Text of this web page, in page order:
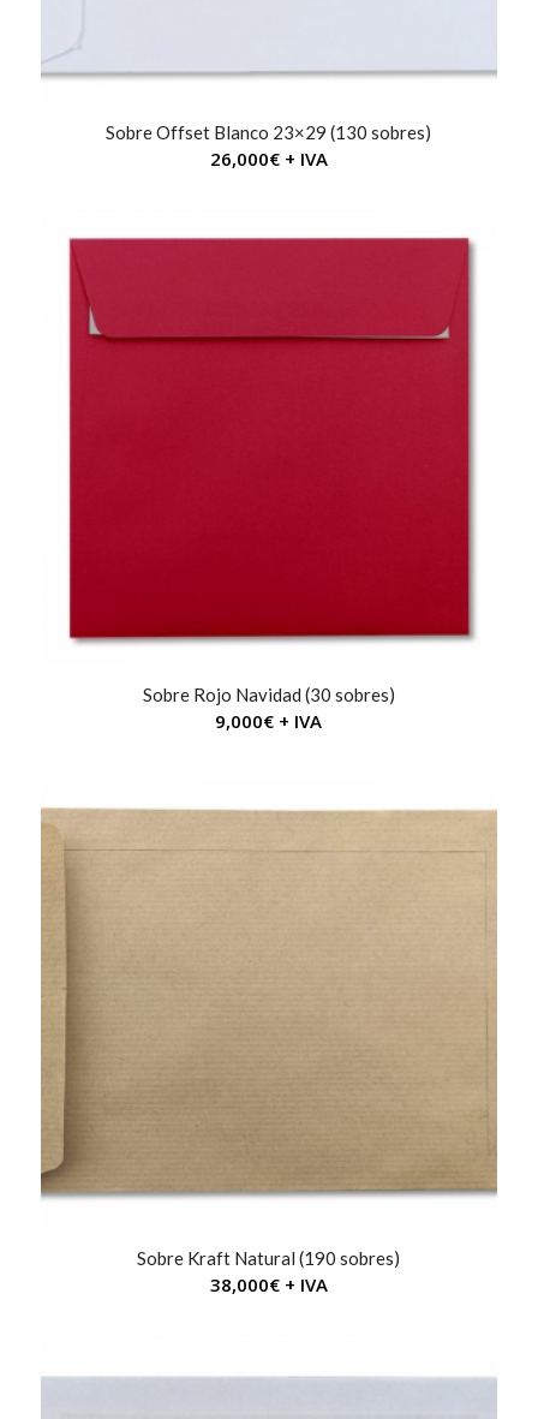
Sobre Offset Blanco 23×29 (130 sobres)
26,000€+ IVA
Sobre Rojo Navidad (30 sobres)
9,000€ + IVA
Sobre Kraft Natural (190 sobres)
38,000€+ IVA